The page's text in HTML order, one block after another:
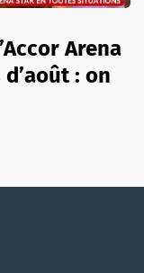
Arena
: on